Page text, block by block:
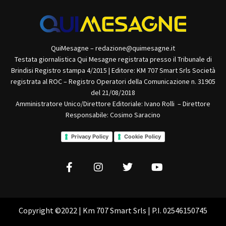
QuiMesagne – redazione@quimesagne.it
Testata giornalistica Qui Mesagne registrata presso il Tribunale di
Brindisi Registro stampa 4/2015 | Editore: KM 707 Smart Srls Società
registrata al ROC – Registro Operatori della Comunicazione n. 31905
del 21/08/2018
Amministratore Unico/Direttore Editoriale: Ivano Rolli – Direttore
Responsabile: Cosimo Saracino
Privacy Policy Cookie Policy
Copyright ©2022 | Km 707 Smart Srls | P.I. 02546150745